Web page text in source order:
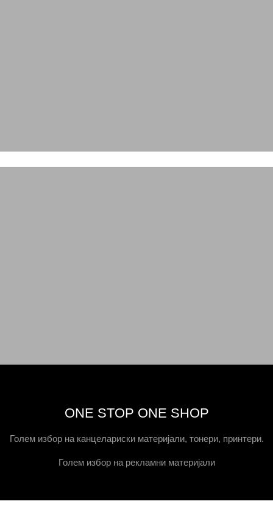
ONE STOP ONE SHOP
Голем избор на канцелариски материјали, тонери, принтери.
Голем избор на рекламни материјали